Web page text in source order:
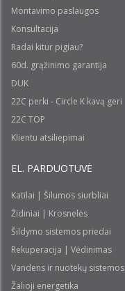
Montavimo paslaugos
Konsultacija
Radai kitur pigiau?
60d. grąžinimo garantija
DUK
22C perki - Circle K kavą geri
22C TOP
Klientu atsiliepimai
EL. PARDUOTUVĖ
Katilai | Šilumos siurbliai
Židiniai | Krosnelės
Šildymo sistemos priedai
Rekuperacija | Vėdinimas
Vandens ir nuotekų sistemos
Žalioji energetika